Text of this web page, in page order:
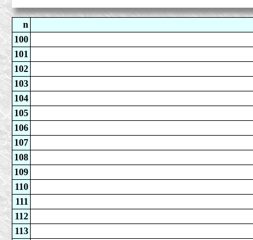
n
100
101
102
103
104
105
106
107
108
109
110
111
112
113